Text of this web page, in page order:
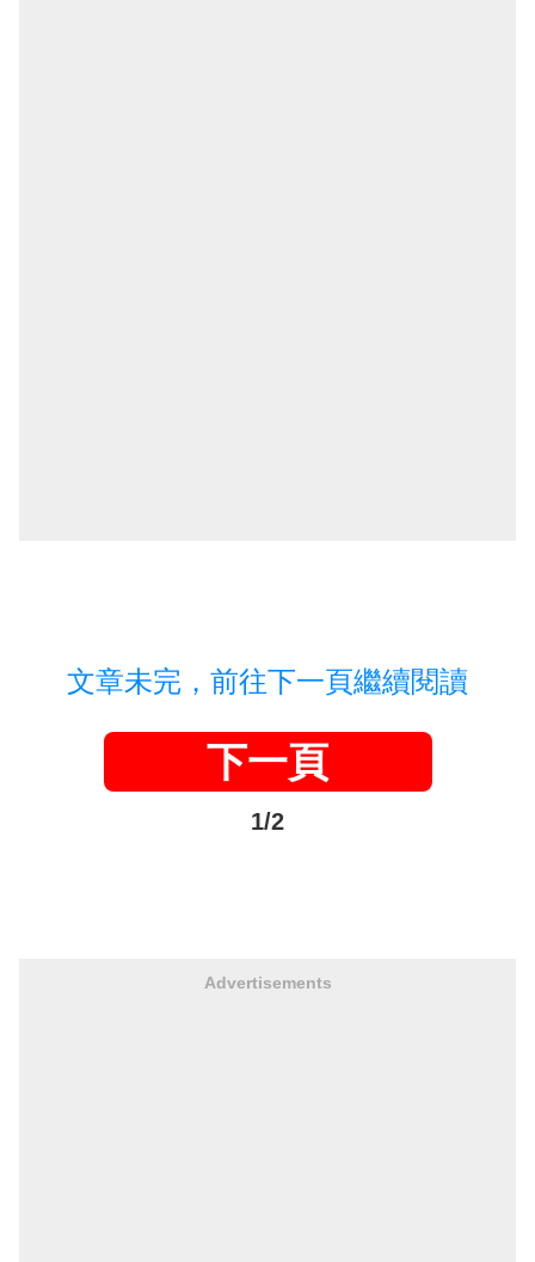
文章未完，前往下一頁繼續閱讀
下一頁
1/2
Advertisements